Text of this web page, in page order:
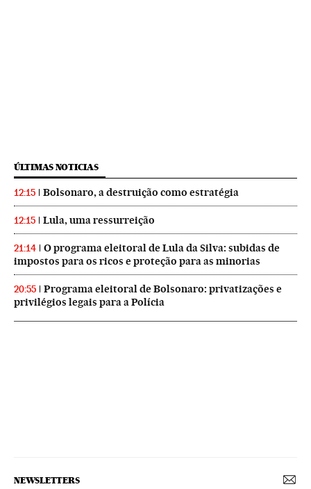
ÚLTIMAS NOTICIAS
12:15 Bolsonaro, a destruição como estratégia
12:15 Lula, uma ressurreição
21:14
O programa eleitoral de Lula da Silva: subidas de
impostos para os ricos e proteção para as minorias
20:55
Programa eleitoral de Bolsonaro: privatizações e
privilégios legais para a Polícia
NEWSLETTERS